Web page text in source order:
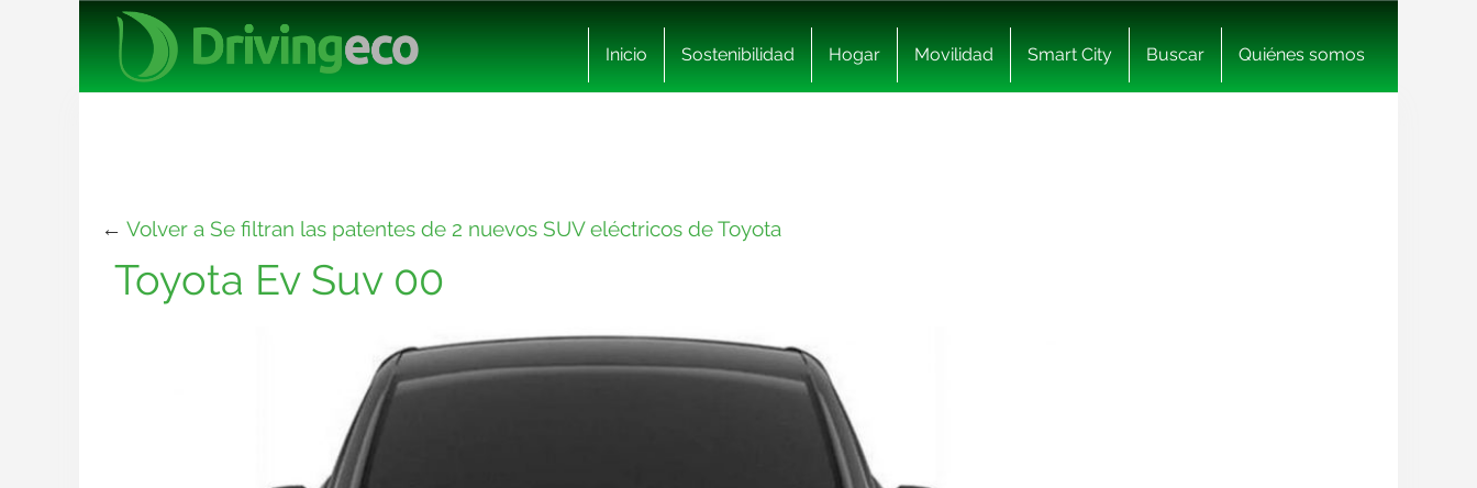
Inicio Sostenibilidad Hogar Movilidad Smart City Buscar Quiénes somos
← Volver a Se filtran las patentes de 2 nuevos SUV eléctricos de Toyota
Toyota Ev Suv 00